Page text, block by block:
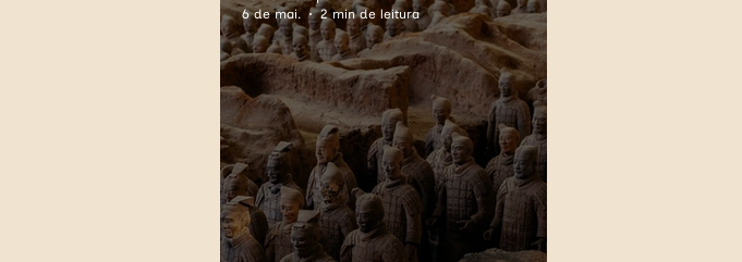
Geórgia Armênia Itália
Áustria Hungria República Tcheca
Oceania Austrália
6 de mai.
2 min de leitura